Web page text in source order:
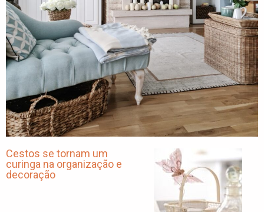
Cestos se tornam um
curinga na organização e
decoração